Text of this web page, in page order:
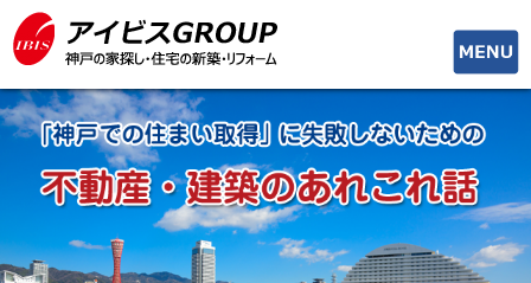
toggle